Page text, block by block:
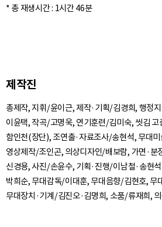
* 총 재생시간 : 1시간 46분
제작진
총제작, 지휘/윤이근, 제작·기획/김경희, 행정
이윤택, 작곡/고명욱, 연기훈련/김미숙, 씻김
함인천(장단), 조연출·자료조사/송현석, 무대
영상제작/조인곤, 의상디자인/배보람, 가면·
신경용, 사진/손윤수, 기획·진행/이남철·송현
박희순, 무대감독/이대훈, 무대음향/김현호, 무
무대장치·기계/김진오·김명희, 소품/류재희,